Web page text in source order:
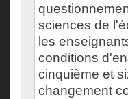
sciences de
les
conditions
cinquième et
changement